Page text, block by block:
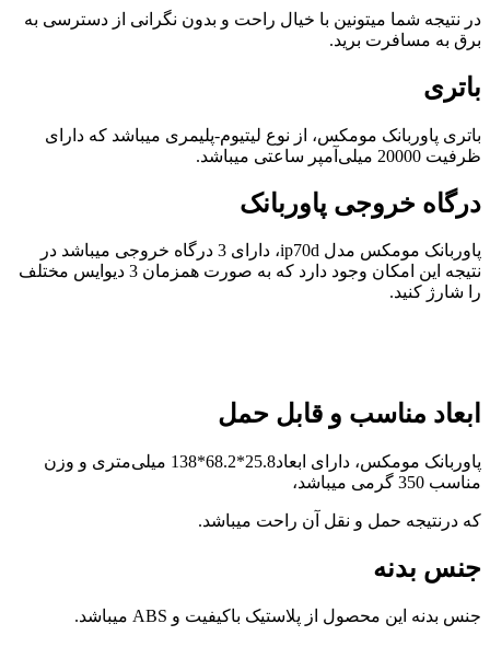
در نتیجه شما میتونین با خیال راحت و بدون نگرانی از دسترسی به
برق به مسافرت برید.
باتری
باتری پاوربانک مومکس، از نوع لیتیوم-پلیمری میباشد که دارای
ظرفیت 20000 میلی‌آمپر ساعتی میباشد.
درگاه خروجی پاوربانک
پاوربانک مومکس مدل ip70d، دارای 3 درگاه خروجی میباشد در
نتیجه این امکان وجود دارد که به صورت همزمان 3 دیوایس مختلف
را شارژ کنید.
ابعاد مناسب و قابل حمل
پاوربانک مومکس، دارای ابعاد
25.8*68.2*138 میلی‌متری و وزن
مناسب 350 گرمی میباشد،
که درنتیجه حمل و نقل آن راحت میباشد.
جنس بدنه
جنس بدنه این محصول از پلاستیک باکیفیت و ABS میباشد.